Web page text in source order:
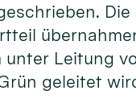
Leitung
geleitet